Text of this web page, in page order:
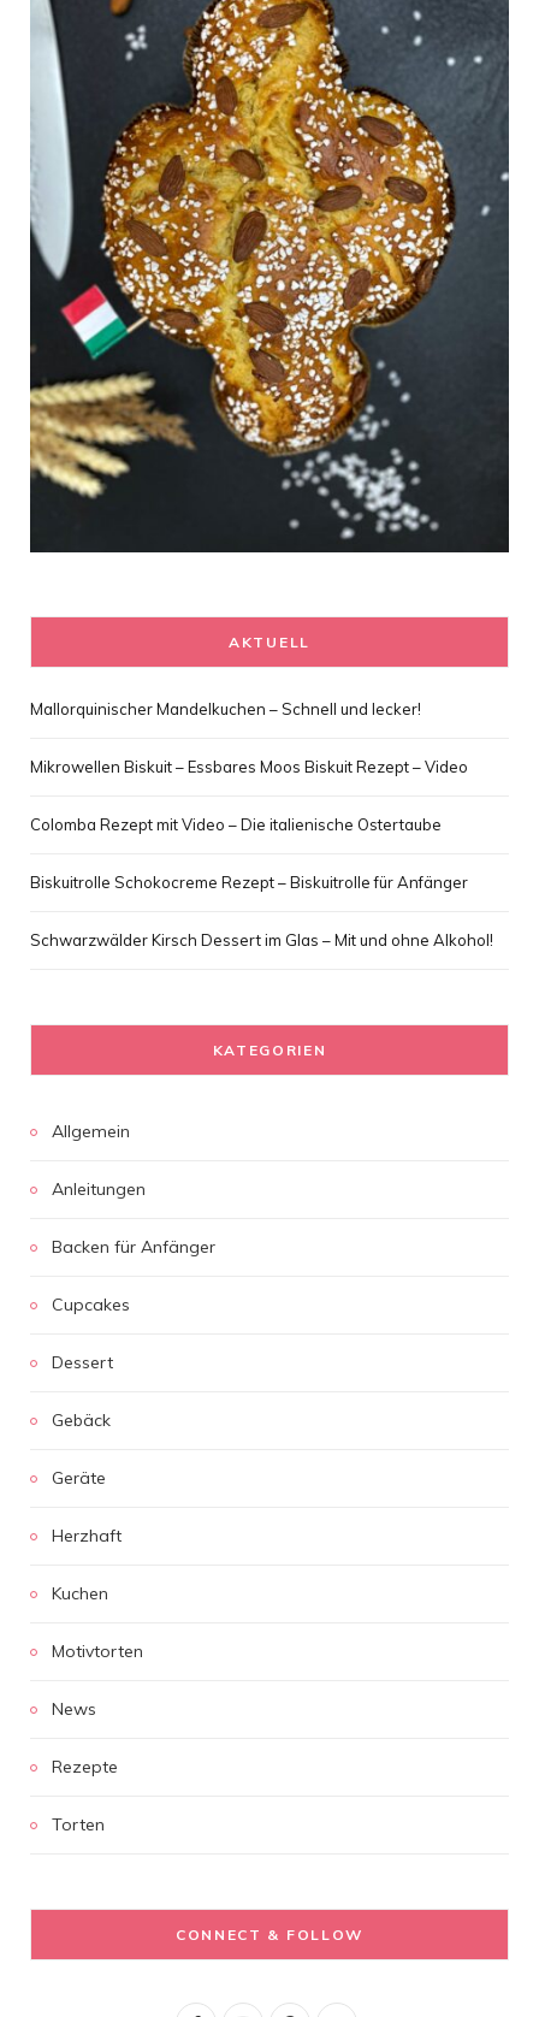
AKTUELL
Mallorquinischer Mandelkuchen – Schnell und lecker!
Mikrowellen Biskuit – Essbares Moos Biskuit Rezept – Video
Colomba Rezept mit Video – Die italienische Ostertaube
Biskuitrolle Schokocreme Rezept – Biskuitrolle für Anfänger
Schwarzwälder Kirsch Dessert im Glas – Mit und ohne Alkohol!
KATEGORIEN
Allgemein
Anleitungen
Backen für Anfänger
Cupcakes
Dessert
Gebäck
Geräte
Herzhaft
Kuchen
Motivtorten
News
Rezepte
Torten
CONNECT & FOLLOW